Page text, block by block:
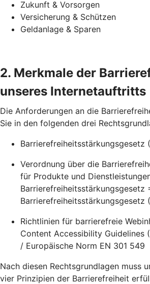
Zukunft & Vorsorgen
Versicherung & Schützen
Geldanlage & Sparen
2. Merkmale der
unseres Internetauftritts
Die Anforderungen an die
Sie in den folgenden drei
Barrierefreiheitsstärkungsgesetz
Verordnung über die
für Produkte und
Barrierefreiheitsstärkungsgesetz
Barrierefreiheitsstärkungsgesetz
Richtlinien für barrierefreie
Content Accessibility Guidelines
/ Europäische Norm EN 301 549
Nach diesen Rechtsgrundlagen muss
vier Prinzipien der Barrierefreiheit